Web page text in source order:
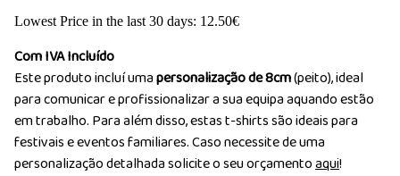
Lowest Price in the last 30 days: 12.50€
Com IVA Incluído
Este produto incluí umapersonalização de 8cm(peito), ideal
para comunicar e profissionalizar a sua equipa aquando estão
em trabalho. Para além disso, estas t-shirts são ideais para
festivais e eventos familiares. Caso necessite de uma
personalização detalhada solicite o seu orçamentoaqui!